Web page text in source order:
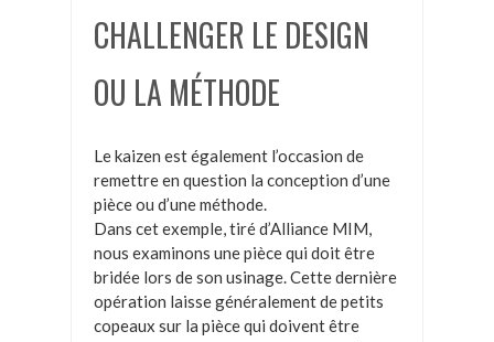
CHALLENGER LE DESIGN
OU LA MÉTHODE
Le kaizen est également l’occasion de
remettre en question la conception d’une
pièce ou d’une méthode.
Dans cet exemple, tiré d’Alliance MIM,
nous examinons une pièce qui doit être
bridée lors de son usinage. Cette dernière
opération laisse généralement de petits
copeaux sur la pièce qui doivent être